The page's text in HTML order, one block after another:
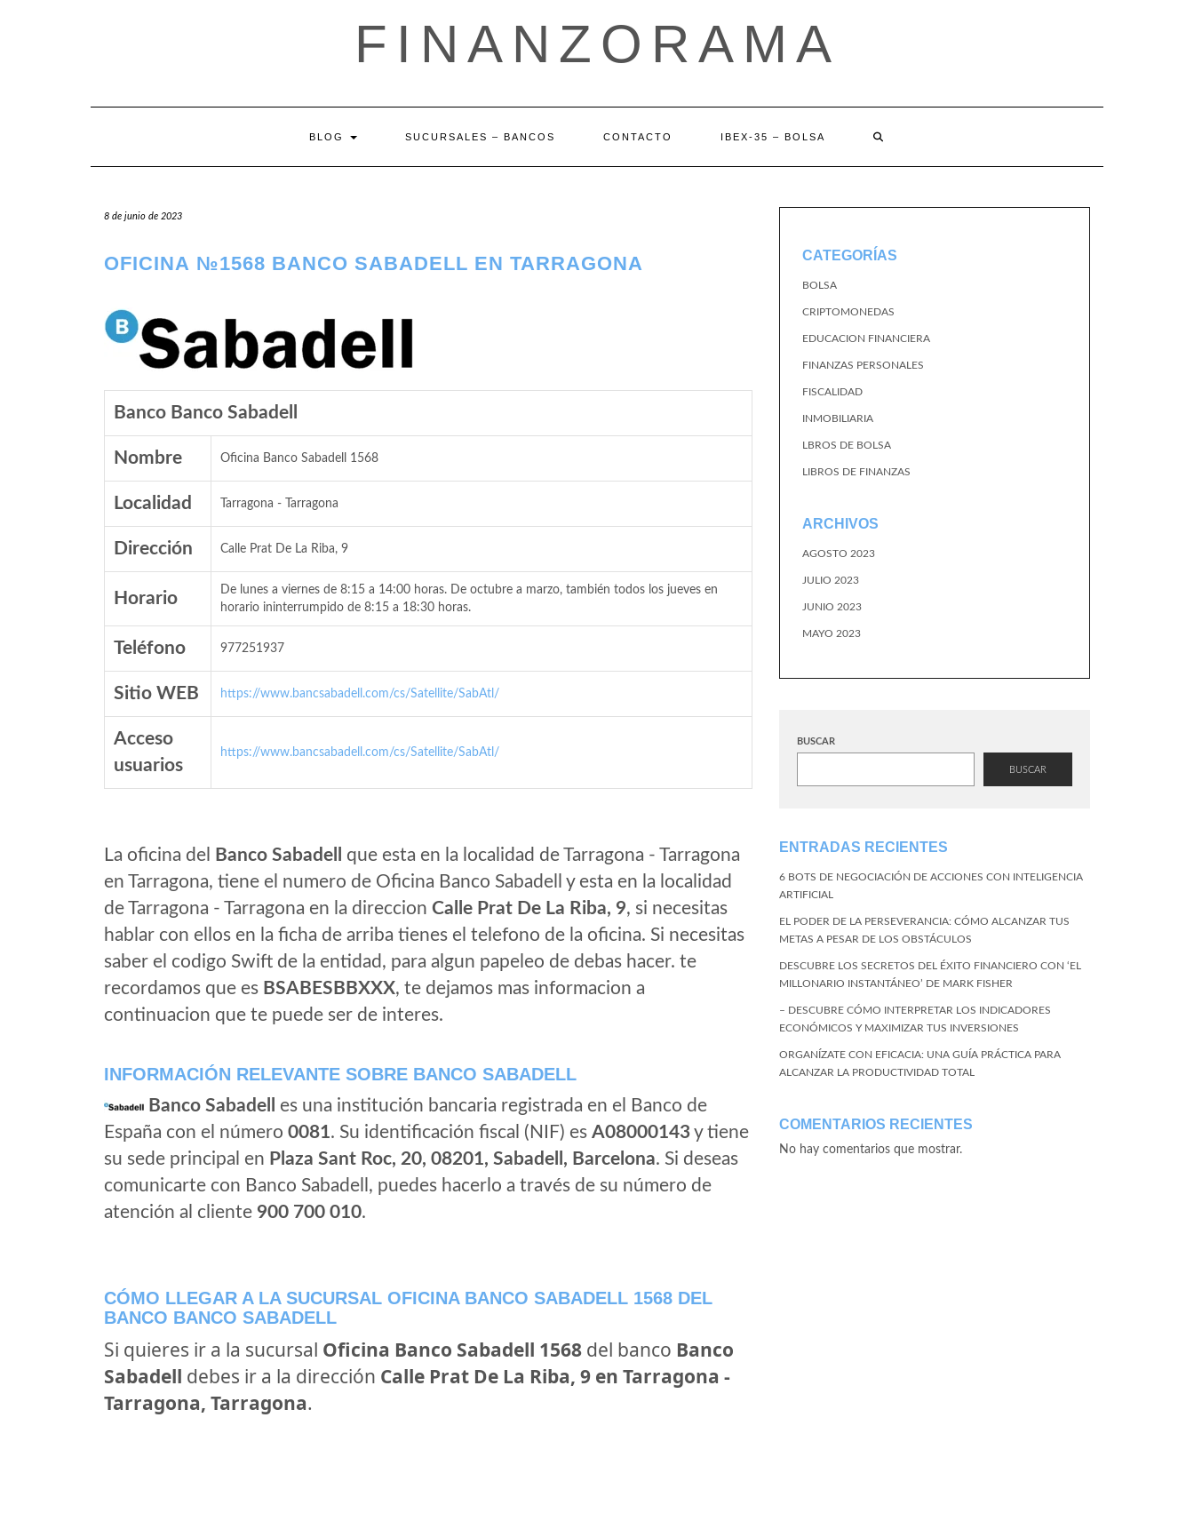
FINANZORAMA
BLOG SUCURSALES – BANCOS CONTACTO IBEX-35 – BOLSA
8 de junio de 2023
OFICINA №1568 BANCO SABADELL EN TARRAGONA
Banco Banco Sabadell
Nombre Oficina Banco Sabadell 1568
Localidad Tarragona - Tarragona
Dirección Calle Prat De La Riba, 9
Horario
De lunes a viernes de 8:15 a 14:00 horas. De octubre a marzo, también todos los jueves en
horario ininterrumpido de 8:15 a 18:30 horas.
Teléfono 977251937
Sitio WEB https://www.bancsabadell.com/cs/Satellite/SabAtl/
Acceso
usuarios
https://www.bancsabadell.com/cs/Satellite/SabAtl/
La oficina del Banco Sabadell
que esta en la localidad de Tarragona - Tarragona
en Tarragona, tiene el numero de Oficina Banco Sabadell y esta en la localidad
de Tarragona - Tarragona en la direccion Calle Prat De La Riba, 9, si necesitas
hablar con ellos en la ficha de arriba tienes el telefono de la oficina. Si necesitas
saber el codigo Swift de la entidad, para algun papeleo de debas hacer. te
recordamos que es BSABESBBXXX, te dejamos mas informacion a
continuacion que te puede ser de interes.
INFORMACIÓN RELEVANTE SOBRE BANCO SABADELL
Banco Sabadell
es una institución bancaria registrada en el Banco de
España con el número 0081. Su identificación fiscal (NIF) es A08000143y tiene
su sede principal en Plaza Sant Roc, 20, 08201, Sabadell, Barcelona. Si deseas
comunicarte con Banco Sabadell, puedes hacerlo a través de su número de
atención al cliente 900 700 010.
CÓMO LLEGAR A LA SUCURSAL OFICINA BANCO SABADELL 1568 DEL
BANCO BANCO SABADELL
Si quieres ir a la sucursal Oficina Banco Sabadell 1568 del banco Banco
Sabadell debes ir a la dirección Calle Prat De La Riba, 9 en Tarragona -
Tarragona, Tarragona.
CATEGORÍAS
BOLSA
CRIPTOMONEDAS
EDUCACION FINANCIERA
FINANZAS PERSONALES
FISCALIDAD
INMOBILIARIA
LBROS DE BOLSA
LIBROS DE FINANZAS
ARCHIVOS
AGOSTO 2023
JULIO 2023
JUNIO 2023
MAYO 2023
BUSCAR
BUSCAR
ENTRADAS RECIENTES
6 BOTS DE NEGOCIACIÓN DE ACCIONES CON INTELIGENCIA
ARTIFICIAL
EL PODER DE LA PERSEVERANCIA: CÓMO ALCANZAR TUS
METAS A PESAR DE LOS OBSTÁCULOS
DESCUBRE LOS SECRETOS DEL ÉXITO FINANCIERO CON ‘EL
MILLONARIO INSTANTÁNEO’ DE MARK FISHER
– DESCUBRE CÓMO INTERPRETAR LOS INDICADORES
ECONÓMICOS Y MAXIMIZAR TUS INVERSIONES
ORGANÍZATE CON EFICACIA: UNA GUÍA PRÁCTICA PARA
ALCANZAR LA PRODUCTIVIDAD TOTAL
COMENTARIOS RECIENTES
No hay comentarios que mostrar.